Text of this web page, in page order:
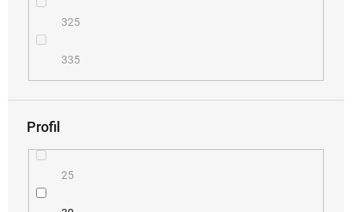
325
335
Profil
25